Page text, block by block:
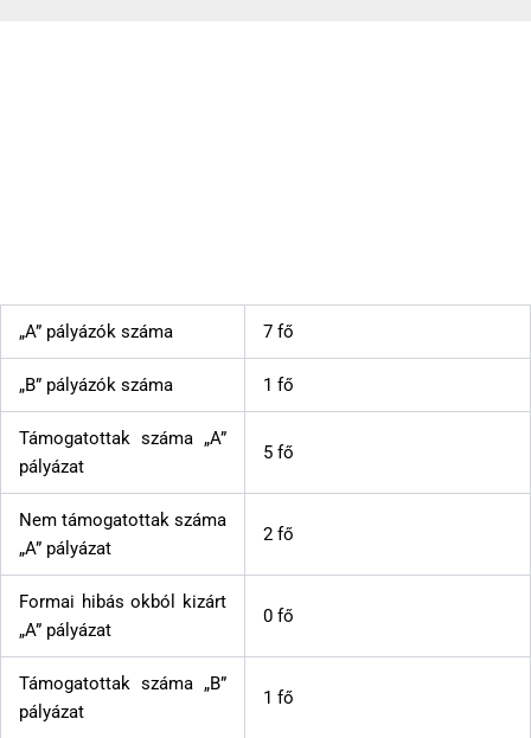
„A” pályázók száma 7 fő
„B” pályázók száma 1 fő
Támogatottak száma „A”
pályázat
5 fő
Nem támogatottak száma
„A” pályázat
2 fő
Formai hibás okból kizárt
„A” pályázat
0 fő
Támogatottak száma „B”
pályázat
1 fő